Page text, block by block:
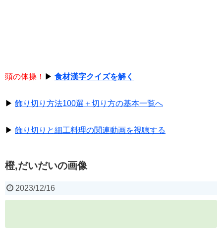
頭の体操！ ▶ 食材漢字クイズを解く
▶ 飾り切り方法100選＋切り方の基本一覧へ
▶ 飾り切りと細工料理の関連動画を視聴する
橙,だいだいの画像
2023/12/16